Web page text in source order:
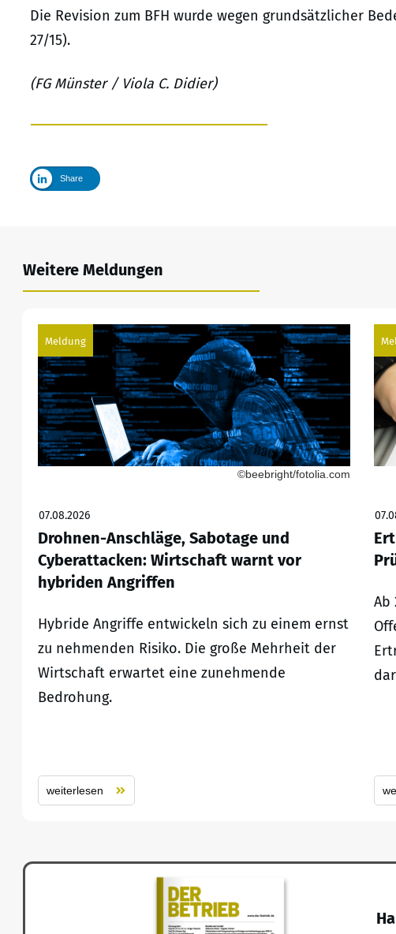
Die Revision zum BFH wurde wegen grundsätzlicher
27/15).
(FG Münster / Viola C. Didier)
Share
Weitere Meldungen
Meldung
©beebright/fotolia.com
07.08.2026
Drohnen-Anschläge, Sabotage und
Cyberattacken: Wirtschaft warnt vor
hybriden Angriffen
Hybride Angriffe entwickeln sich zu einem ernst
zu nehmenden Risiko. Die große Mehrheit der
Wirtschaft erwartet eine zunehmende
Bedrohung.
weiterlesen
Ab